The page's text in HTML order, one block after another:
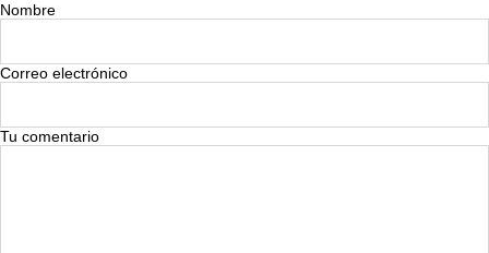
Nombre
Correo electrónico
Tu comentario